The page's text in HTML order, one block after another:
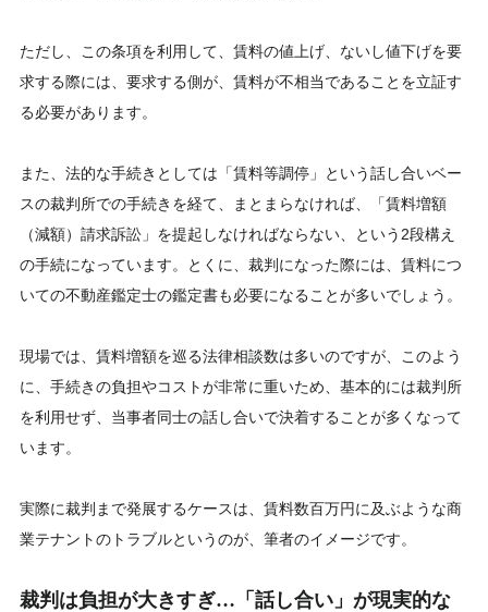
ただし、この条項を利用して、賃料の値上げ、ないし値下げを要
求する際には、要求する側が、賃料が不相当であることを立証す
る必要があります。
また、法的な手続きとしては「賃料等調停」という話し合いベー
スの裁判所での手続きを経て、まとまらなければ、「賃料増額
（減額）請求訴訟」を提起しなければならない、という2段構え
の手続になっています。とくに、裁判になった際には、賃料につ
いての不動産鑑定士の鑑定書も必要になることが多いでしょう。
現場では、賃料増額を巡る法律相談数は多いのですが、このよう
に、手続きの負担やコストが非常に重いため、基本的には裁判所
を利用せず、当事者同士の話し合いで決着することが多くなって
います。
実際に裁判まで発展するケースは、賃料数百万円に及ぶような商
業テナントのトラブルというのが、筆者のイメージです。
裁判は負担が大きすぎ…「話し合い」が現実的な